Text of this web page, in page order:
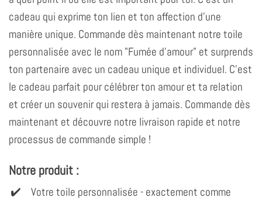
cadeau qui exprime ton lien et ton affection d'une
manière unique. Commande dès maintenant notre toile
personnalisée avec le nom "Fumée d'amour" et surprends
ton partenaire avec un cadeau unique et individuel. C'est
le cadeau parfait pour célébrer ton amour et ta relation
et créer un souvenir qui restera à jamais. Commande dès
maintenant et découvre notre livraison rapide et notre
processus de commande simple !
Notre produit :
Votre toile personnalisée - exactement comme